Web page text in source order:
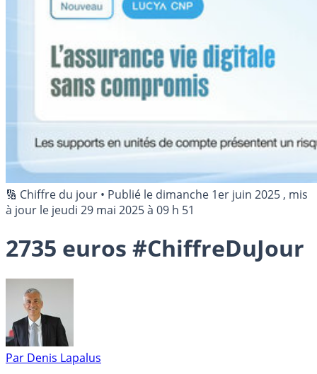
🔢 Chiffre du jour • Publié le dimanche 1er juin 2025 , mis
à jour le jeudi 29 mai 2025 à 09 h 51
2735 euros #ChiffreDuJour
Par Denis Lapalus